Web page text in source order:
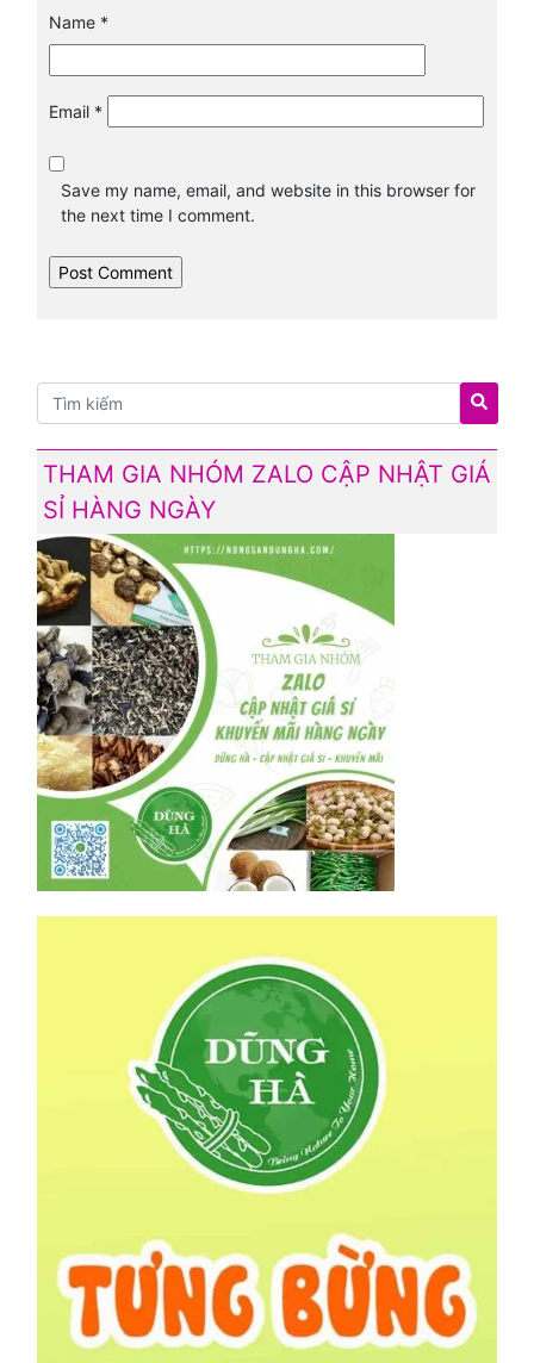
Name *
Email *
Save my name, email, and website in this browser for
the next time I comment.
THAM GIA NHÓM ZALO CẬP NHẬT GIÁ
SỈ HÀNG NGÀY